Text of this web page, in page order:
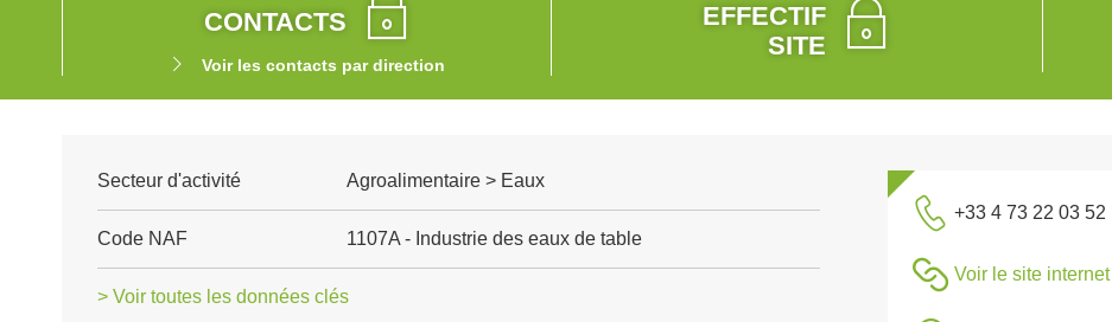
CONTACTS
Voir les contacts par direction
EFFECTIF
SITE
Secteur d'activité Agroalimentaire > Eaux
Code NAF 1107A - Industrie des eaux de table
> Voir toutes les données clés
+33 4 73 22 03 52
Voir le site internet